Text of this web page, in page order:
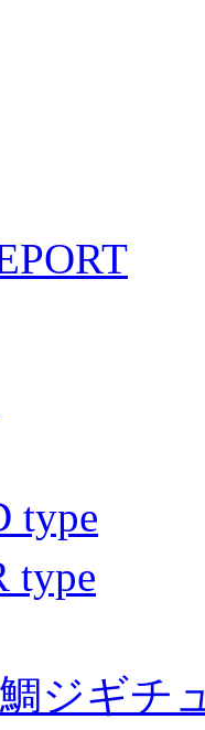
type
type
ジギチ